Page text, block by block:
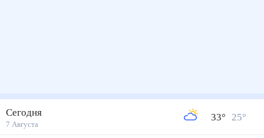
Сегодня
7 Августа
33° 25°